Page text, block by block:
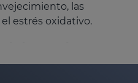
las
estrés oxidativo.
los productos